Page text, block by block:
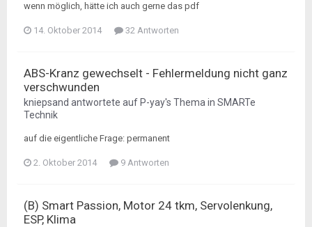
wenn möglich, hätte ich auch gerne das pdf
14. Oktober 2014 32 Antworten
ABS-Kranz gewechselt - Fehlermeldung nicht ganz
verschwunden
kniepsand antwortete auf P-yay's Thema in SMARTe
Technik
auf die eigentliche Frage: permanent
2. Oktober 2014 9 Antworten
(B) Smart Passion, Motor 24 tkm, Servolenkung,
ESP, Klima